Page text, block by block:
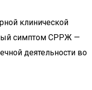
клинической
симптом СРРЖ —
деятельности во